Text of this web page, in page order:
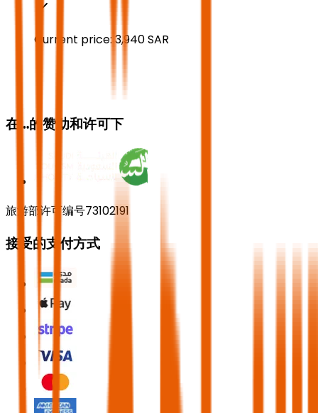
Current price:3,940SAR
在…的赞助和许可下
旅游部许可编号73102191
接受的支付方式